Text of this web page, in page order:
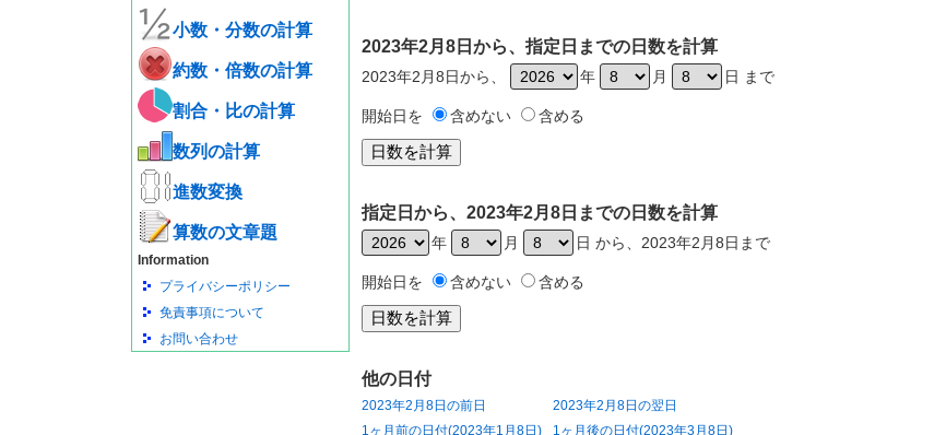
小数・分数の計算
約数・倍数の計算
割合・比の計算
数列の計算
進数変換
算数の文章題
Information
プライバシーポリシー
免責事項について
お問い合わせ
2023年2月8日から、指定日までの日数を計算
2023年2月8日から、 年 月 日 まで
開始日を 含めない 含める
指定日から、2023年2月8日までの日数を計算
年 月 日 から、2023年2月8日まで
開始日を 含めない 含める
他の日付
2023年2月8日の前日
2023年2月8日の翌日
1ヶ月前の日付(2023年1月8日)
1ヶ月後の日付(2023年3月8日)